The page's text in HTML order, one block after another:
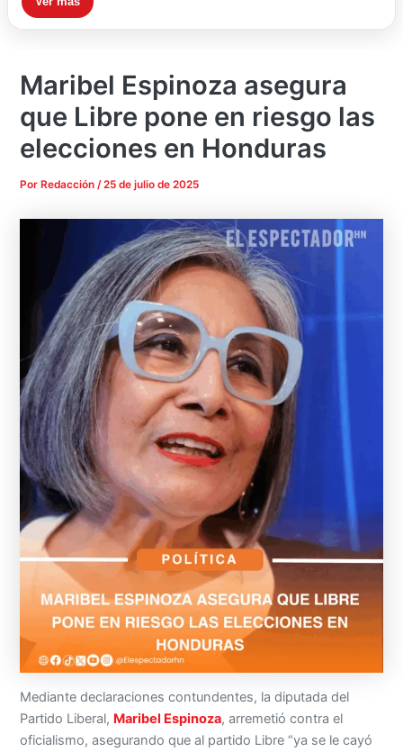
Maribel Espinoza asegura
que Libre pone en riesgo las
elecciones en Honduras
Por Redacción/25 de julio de 2025
Mediante declaraciones contundentes, la diputada del
Partido Liberal, Maribel Espinoza, arremetió contra el
oficialismo, asegurando que al partido Libre “ya se le cayó